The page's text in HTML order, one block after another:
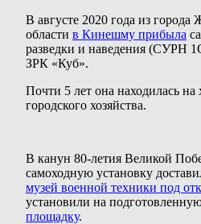
В августе 2020 года из
области в Кинешму прибыла
разведки и наведения (СУРН
ЗРК «Куб».
Почти 5 лет она находилась
городского хозяйства.
В канун 80-летия Великой
самоходную установку
музей военной техники под
установили на
площадку.